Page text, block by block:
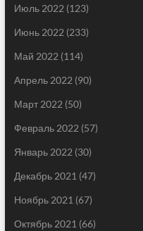
Июль 2022 (123)
Июнь 2022 (233)
Май 2022 (114)
Апрель 2022 (90)
Март 2022 (50)
Февраль 2022 (57)
Январь 2022 (30)
Декабрь 2021 (47)
Ноябрь 2021 (67)
Октябрь 2021 (66)